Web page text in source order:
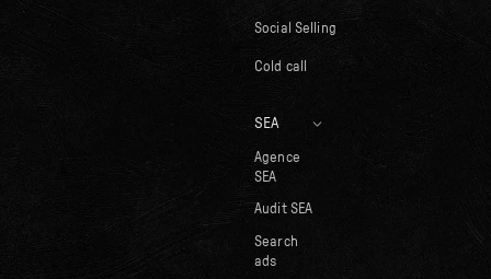
Social Selling
Cold call
SEA
Agence
SEA
Audit SEA
Search
ads